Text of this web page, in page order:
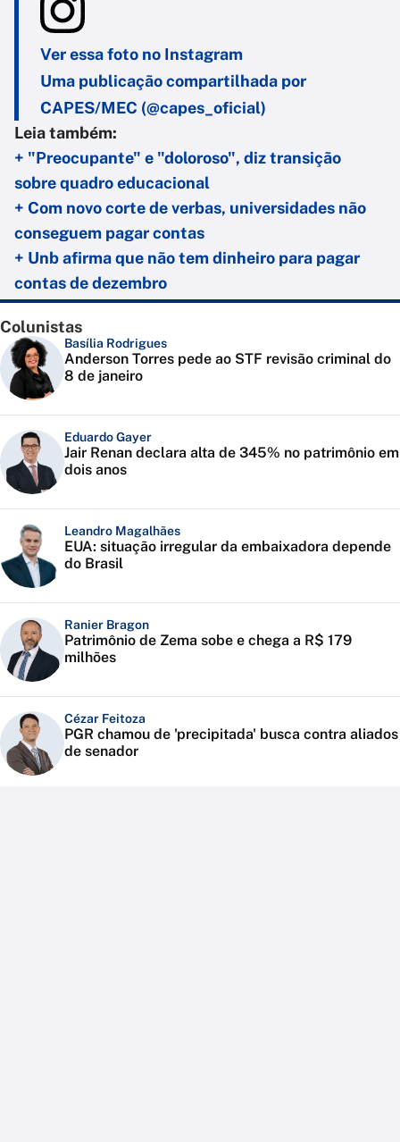
Ver essa foto no Instagram
Uma publicação compartilhada por
CAPES/MEC (@capes_oficial)
Leia também:
+ "Preocupante" e "doloroso", diz transição
sobre quadro educacional
+ Com novo corte de verbas, universidades não
conseguem pagar contas
+ Unb afirma que não tem dinheiro para pagar
contas de dezembro
Colunistas
Basília Rodrigues
Anderson Torres pede ao STF revisão criminal do
8 de janeiro
Eduardo Gayer
Jair Renan declara alta de 345% no patrimônio em
dois anos
Leandro Magalhães
EUA: situação irregular da embaixadora depende
do Brasil
Ranier Bragon
Patrimônio de Zema sobe e chega a R$ 179
milhões
Cézar Feitoza
PGR chamou de 'precipitada' busca contra aliados
de senador